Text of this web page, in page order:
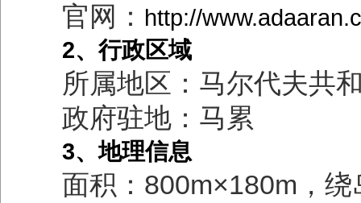
官网： http://
2、行政区域
所属地区：马尔代夫共
政府驻地：马累
3、地理信息
面积：800m×180m，